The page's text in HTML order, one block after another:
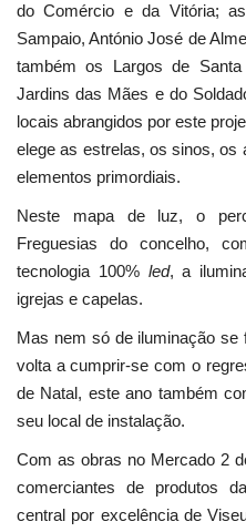
do Comércio e da Vitória;
Sampaio, António José de
também os Largos de
Jardins das Mães e do
locais abrangidos por este
elege as estrelas, os sinos, os
elementos primordiais.
Neste mapa de luz, o
Freguesias do concelho,
tecnologia 100% led, a
igrejas e capelas.
Mas nem só de iluminação se
volta a cumprir-se com o
de Natal, este ano também
seu local de instalação.
Com as obras no Mercado 2
comerciantes de produtos
central por excelência de